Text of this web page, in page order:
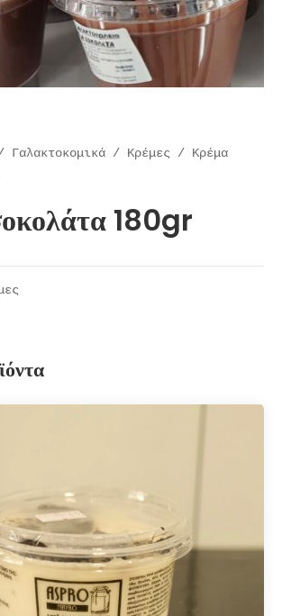
Γαλακτοκομικά / Kρέμες / Κρέμα
180gr